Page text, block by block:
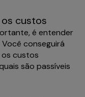
custos
é entender
conseguirá
os custos
são passíveis